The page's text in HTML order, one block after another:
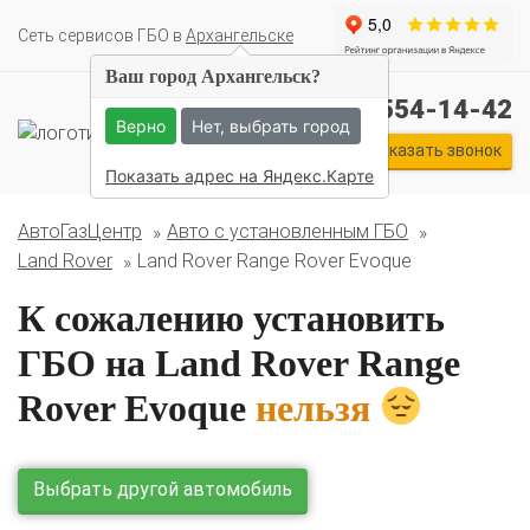
Cеть сервисов ГБО в Архангельске
Комплекты ГБО на иномарки:
BMW Ford Geely HAVAL Hyundai Infiniti KIA
Lexus
Mazda Mercedes Mitsubishi Nissan
Volkswagen
О автосервисе
Отзывы клиентов
+7 (911) 554-14-42
Заказать звонок
АвтоГазЦентр
Авто с установленным ГБО
Land Rover
Land Rover Range Rover Evoque
К сожалению установить
ГБО на Land Rover Range
Rover Evoque нельзя
Выбрать другой автомобиль
Ваш город Архангельск?
Верно Нет, выбрать город
Показать адрес на Яндекс.Карте